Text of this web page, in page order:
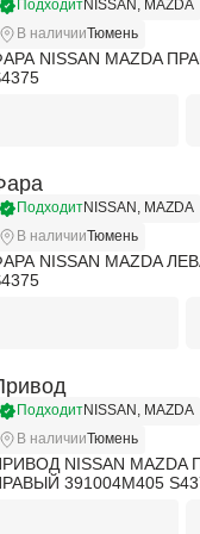
В наличииТюмень
ПодходитNISSAN, MAZDA
NISSAN MAZDA
В наличииТюмень
ПодходитNISSAN, MAZDA
NISSAN MAZDA
В наличииТюмень
ПодходитNISSAN, MAZDA
NISSAN MAZDA
391004M405
Rover
Rover